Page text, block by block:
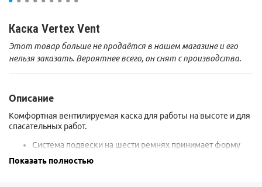
Каска Vertex Vent
Этот товар больше не продаётся в нашем магазине и его
нельзя заказать. Вероятнее всего, он снят с производства.
Описание
Комфортная вентилируемая каска для работы на высоте и для
спасательных работ.
Система подвески на шести ремнях принимает форму
Энергия удара поглощается деформацией внешней
Показать полностью